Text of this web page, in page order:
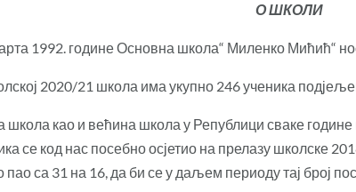
О ШКОЛИ
1992. године Основна школа“ Миленко Мићић“
2020/21 школа има укупно 246 ученика
као и већина школа у Републици сваке
се код нас посебно осјетио на прелазу школске
пао са 31 на 16, да би се у даљем периоду тај број